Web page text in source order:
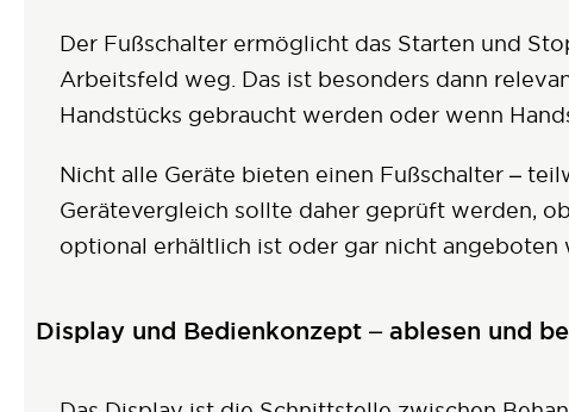
Der Fußschalter ermöglicht das Starten und
Arbeitsfeld weg. Das ist besonders dann
Handstücks gebraucht werden oder wenn
Nicht alle Geräte bieten einen Fußschalter –
Gerätevergleich sollte daher geprüft werden,
optional erhältlich ist oder gar nicht angeboten
Display und Bedienkonzept – ablesen und